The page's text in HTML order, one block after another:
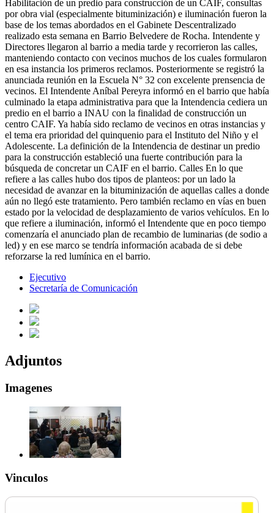
Habilitación de un predio para construcción de un CAIF, consultas
por obra vial (especialmente bituminización) e iluminación fueron la
base de los temas abordados en el Gabinete Descentralizado
realizado esta semana en Barrio Belvedere de Rocha. Intendente y
Directores llegaron al barrio a media tarde y recorrieron las calles,
manteniendo contacto con vecinos muchos de los cuales formularon
en esa instancia los primeros reclamos. Posteriormente se registró la
anunciada reunión en la Escuela N° 32 con excelente prensencia de
vecinos. El Intendente Aníbal Pereyra informó en el barrio que había
culminado la etapa administrativa para que la Intendencia cediera un
predio en el barrio a INAU con la finalidad de construcción un
centro CAIF. Ya había sido reclamo de vecinos en otras instancias y
el tema era prioridad del quinquenio para el Instituto del Niño y el
Adolescente. La definición de la Intendencia de destinar un predio
para la construcción estableció una fuerte contribución para la
búsqueda de concretar un CAIF en el barrio. Calles En lo que
refiere a las calles hubo dos tipos de planteos: por un lado la
necesidad de avanzar en la bituminización de aquellas calles a donde
aún no llegó este tratamiento. Pero también reclamo en vías en buen
estado por la velocidad de desplazamiento de varios vehículos. En lo
que refiere a iluminación, informó el Intendente que en poco tiempo
comenzaría el anunciado plan de recambio de luminarias (de sodio a
led) y en ese marco se tendría información acabada de si debe
reforzarse la red lumínica en el barrio.
Ejecutivo
Secretaría de Comunicación
Adjuntos
Imagenes
Vinculos